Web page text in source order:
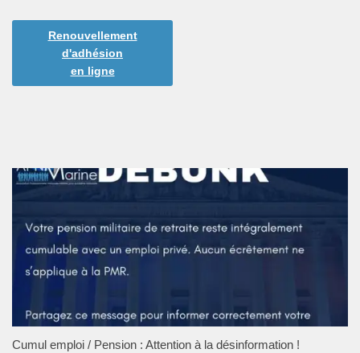
Renouvellement
d'adhésion
en ligne
Cumul emploi / Pension : Attention à la désinformation !